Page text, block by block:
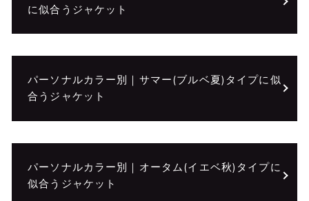
に似合うジャケット
パーソナルカラー別｜サマー(ブルベ夏)タイプに似
合うジャケット
パーソナルカラー別｜オータム(イエベ秋)タイプに
似合うジャケット